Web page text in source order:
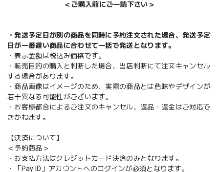
＜ご購入前にご一読下さい＞
・発送予定日が別の商品を同時に予約注文された場合、発送予定
日が一番遅い商品に合わせて一括で発送となります。
・表示金額は税込み価格です。
・転売目的の購入と判断した場合、当店判断にて注文キャンセル
する場合があります。
・商品画像はイメージのため、実際の商品とは色味やデザインが
若干異なる可能性がございます。
・お客様都合によるご注文のキャンセル、返品・返金はご対応で
きかねます。
【決済について】
＜予約商品＞
・お支払方法はクレジットカード決済のみとなります。
・「Pay ID」アカウントへのログインが必須となります。